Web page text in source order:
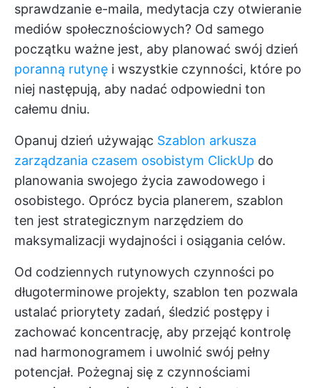
sprawdzanie e-maila, medytacja czy otwieranie
mediów społecznościowych? Od samego
początku ważne jest, aby planować swój dzień
poranną rutynę i wszystkie czynności, które po
niej następują, aby nadać odpowiedni ton
całemu dniu.
Opanuj dzień używając Szablon arkusza
zarządzania czasem osobistym ClickUp do
planowania swojego życia zawodowego i
osobistego. Oprócz bycia planerem, szablon
ten jest strategicznym narzędziem do
maksymalizacji wydajności i osiągania celów.
Od codziennych rutynowych czynności po
długoterminowe projekty, szablon ten pozwala
ustalać priorytety zadań, śledzić postępy i
zachować koncentrację, aby przejąć kontrolę
nad harmonogramem i uwolnić swój pełny
potencjał. Pożegnaj się z czynnościami